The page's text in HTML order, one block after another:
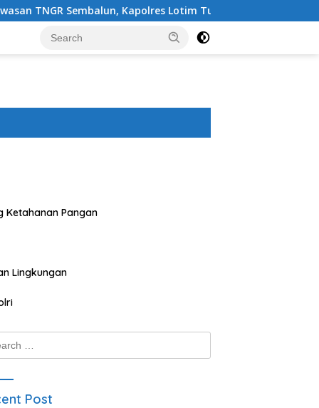
Kapolres Lotim Turun Langsung Padamkan Api
Ketahanan Pangan
Lingkungan
Post